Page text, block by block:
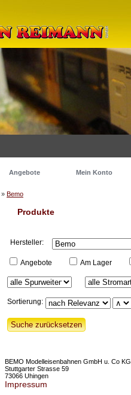
Angebote Mein Konto
» Bemo
Produkte
Hersteller:
Angebote Am Lager
Sortierung:
BEMO Modelleisenbahnen GmbH u. Co KG
Stuttgarter Strasse 59
73066 Uhingen
Impressum